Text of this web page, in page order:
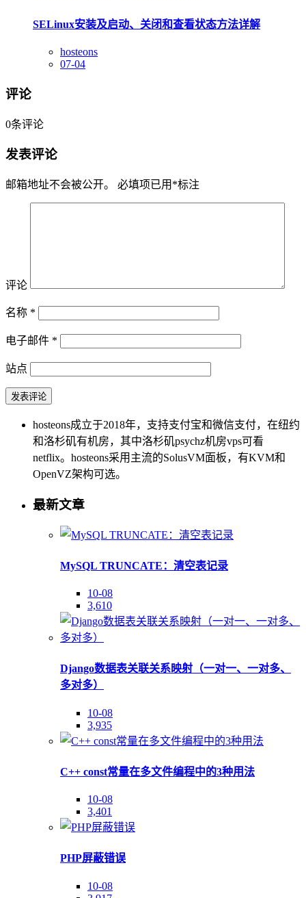
SELinux安装及启动、关闭和查看状态方法详解
hosteons
07-04
评论
0条评论
发表评论
邮箱地址不会被公开。 必填项已用 *标注
评论
名称 *
电子邮件 *
站点
hosteons成立于2018年，支持支付宝和微信支付，在纽约
和洛杉矶有机房，其中洛杉矶psychz机房vps可看
netflix。hosteons采用主流的SolusVM面板，有KVM和
OpenVZ架构可选。
最新文章
MySQL TRUNCATE：清空表记录
10-08
3,610
Django数据表关联关系映射（一对一、一对多、
多对多）
10-08
3,935
C++ const常量在多文件编程中的3种用法
10-08
3,401
PHP屏蔽错误
10-08